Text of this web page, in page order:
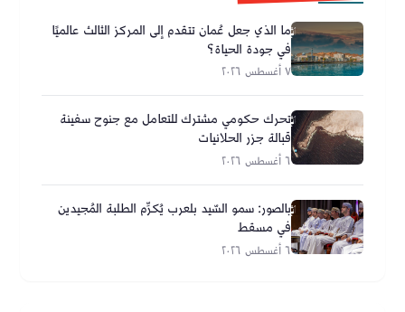
ما الذي جعل عُمان تتقدم إلى المركز الثالث عالميًا
في جودة الحياة؟
٧ أغسطس ٢٠٢٦
تحرك حكومي مشترك للتعامل مع جنوح سفينة
قبالة جزر الحلانيات
٦ أغسطس ٢٠٢٦
بالصور: سمو السّيد بلعرب يُكرِّم الطلبة المُجيدين
في مسقط
٦ أغسطس ٢٠٢٦